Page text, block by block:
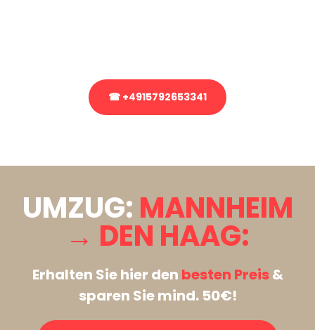
☎ +4915792653341
UMZUG: MANNHEIM
→ DEN HAAG:
Erhalten Sie hier den besten Preis&
sparen Sie mind. 50€!